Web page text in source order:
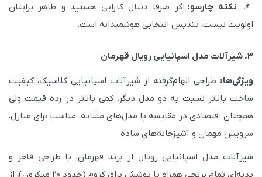
14,957,000
است.
📌 نکته چارسو: اگر صرفا دنبال کارایی هستید و ظاهر برایتان
اولویت نیست، تندیس انتخابی هوشمندانه است.
۳. شیرآلات مدل اسپانیایی رویال قهرمان
ویژگی‌ها: طراحی الهام‌گرفته از شیرآلات اسپانیایی کلاسیک، کیفیت
ساخت بالاتر نسبت به دو مدل دیگر، کمی بالاتر در رده قیمت ولی
همچنان اقتصادی در مقایسه با مدل‌های مشابه، مناسب برای منازل،
سرویس مهمان و آشپزخانه‌های ساده
شیرآلات مدل اسپانیایی رویال از برند قهرمان، با طراحی فاخر و
بدنه‌ای تمام برنجی همراه با پوشش براق کروم (حدود ۲۰ میکرون)، از